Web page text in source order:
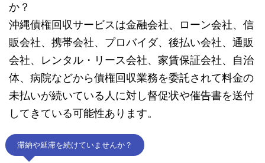
か？
沖縄債権回収サービスは金融会社、ローン会社、信
販会社、携帯会社、プロバイダ、後払い会社、通販
会社、レンタル・リース会社、家賃保証会社、自治
体、病院などから債権回収業務を委託されて料金の
未払いが続いている人に対し督促状や催告書を送付
してきている可能性あります。
滞納や延滞を続けていませんか？